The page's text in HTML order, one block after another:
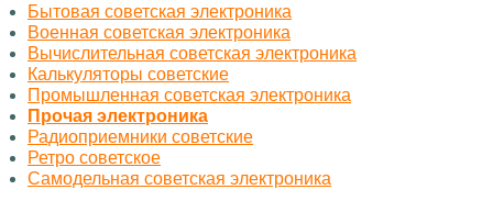
Бытовая советская электроника
Военная советская электроника
Вычислительная советская электроника
Калькуляторы советские
Промышленная советская электроника
Прочая электроника
Радиоприемники советские
Ретро советское
Самодельная советская электроника